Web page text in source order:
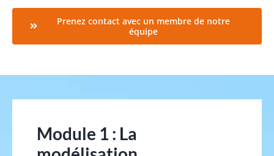
Prenez contact avec un membre de notre
équipe
Module 1 : La